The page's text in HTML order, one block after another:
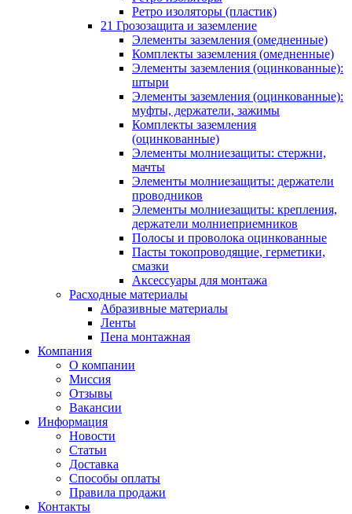
Ретро изоляторы (пластик)
21 Грозозащита и заземление
Элементы заземления (омедненные)
Комплекты заземления (омедненные)
Элементы заземления (оцинкованные):
штыри
Элементы заземления (оцинкованные):
муфты, держатели, зажимы
Комплекты заземления
(оцинкованные)
Элементы молниезащиты: стержни,
мачты
Элементы молниезащиты: держатели
проводников
Элементы молниезащиты: крепления,
держатели молниеприемников
Полосы и проволока оцинкованные
Пасты токопроводящие, герметики,
смазки
Аксессуары для монтажа
Расходные материалы
Абразивные материалы
Ленты
Пена монтажная
Компания
О компании
Миссия
Отзывы
Вакансии
Информация
Новости
Статьи
Доставка
Способы оплаты
Правила продажи
Контакты